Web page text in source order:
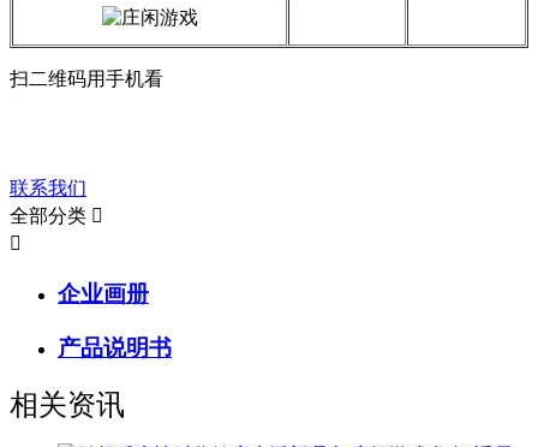
扫二维码用手机看
联系我们
全部分类 

企业画册
产品说明书
相关资讯